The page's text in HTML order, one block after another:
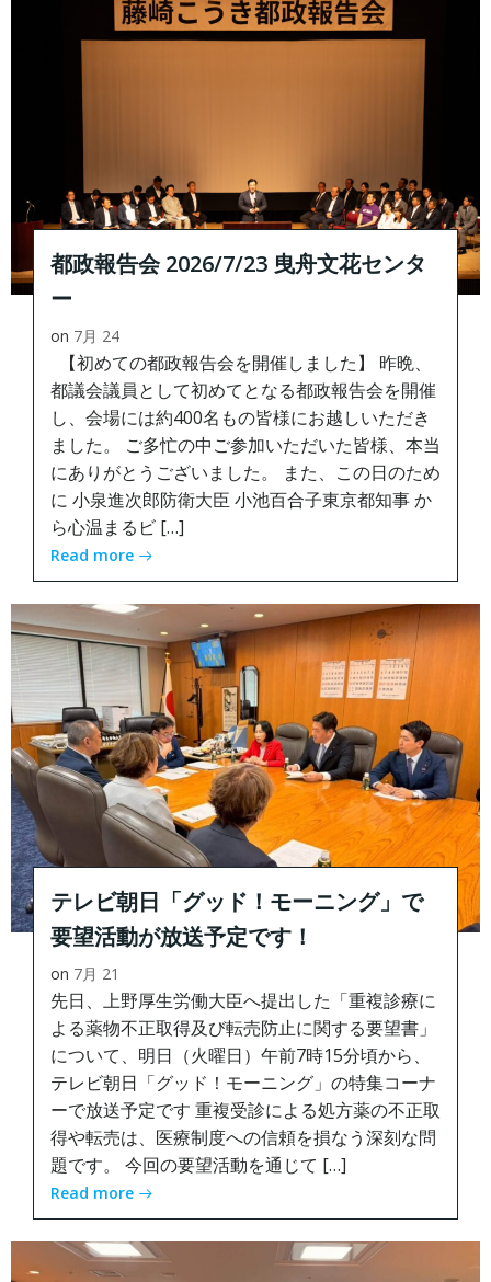
都政報告会 2026/7/23 曳舟文花センタ
ー
on 7月 24
【初めての都政報告会を開催しました】 昨晩、
都議会議員として初めてとなる都政報告会を開催
し、会場には約400名もの皆様にお越しいただき
ました。 ご多忙の中ご参加いただいた皆様、本当
にありがとうございました。 また、この日のため
に 小泉進次郎防衛大臣 小池百合子東京都知事 か
ら心温まるビ […]
Read more
テレビ朝日「グッド！モーニング」で
要望活動が放送予定です！
on 7月 21
先日、上野厚生労働大臣へ提出した「重複診療に
よる薬物不正取得及び転売防止に関する要望書」
について、明日（火曜日）午前7時15分頃から、
テレビ朝日「グッド！モーニング」の特集コーナ
ーで放送予定です 重複受診による処方薬の不正取
得や転売は、医療制度への信頼を損なう深刻な問
題です。 今回の要望活動を通じて […]
Read more